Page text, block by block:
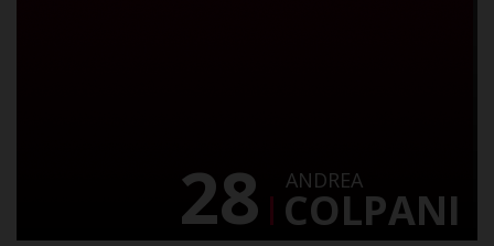
28 ANDREA
COLPANI